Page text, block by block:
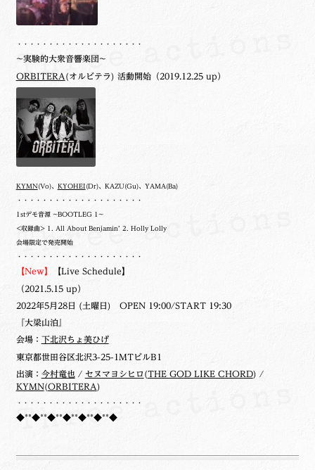
・・・・・・・・・・・・・・・・・・・・
~実験的大衆音響楽団~
ORBITERA (オルビテラ) 活動開始（2019.12.25 up）
KYMN(Vo)、 KYOHEI (Dr)、KAZU(Gu)、YAMA(Ba)
・・・・・・・・・・・・・・・・・・・・
1stデモ音源 ~BOOTLEG 1~
<収録曲> 1. All About Benjamin’ 2. Holly Lolly
会場限定で発売開始
・・・・・・・・・・・・・・・・・・・・
【New】 【Live Schedule】
（2021.5.15 up）
2022年5月28日 (土曜日) OPEN 19:00/START 19:30
『大梁山泊』
会場： 下北沢ちょ美ひげ
東京都世田谷区北沢3-25-1MTビルB1
出演： 今村竜也 / セヌマヨシヒロ (THE GOD LIKE CHORD) /
KYMN(ORBITERA)
・・・・・・・・・・・・・・・・・・・・
◆**◆**◆**◆**◆**◆**◆